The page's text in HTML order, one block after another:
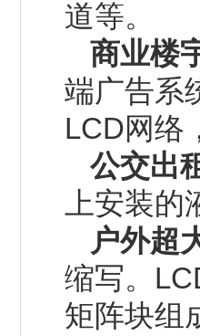
道等。
商业楼
端广告系
LCD网络
公交出
上安装
户外超
缩写。
矩阵块组